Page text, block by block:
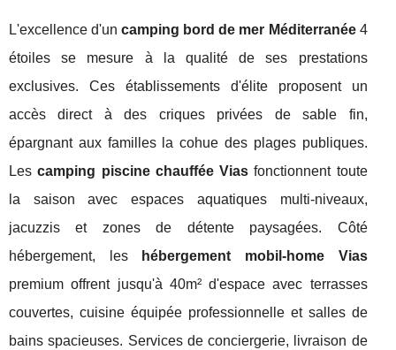
L'excellence d'uncamping bord de mer Méditerranée4
étoiles se mesure à la qualité de ses prestations
exclusives. Ces établissements d'élite proposent un
accès direct à des criques privées de sable fin,
épargnant aux familles la cohue des plages publiques.
Lescamping piscine chauffée Vias fonctionnent toute
la saison avec espaces aquatiques multi-niveaux,
jacuzzis et zones de détente paysagées. Côté
hébergement, les
hébergement mobil-home Vias
premium offrent jusqu'à 40m² d'espace avec terrasses
couvertes, cuisine équipée professionnelle et salles de
bains spacieuses. Services de conciergerie, livraison de